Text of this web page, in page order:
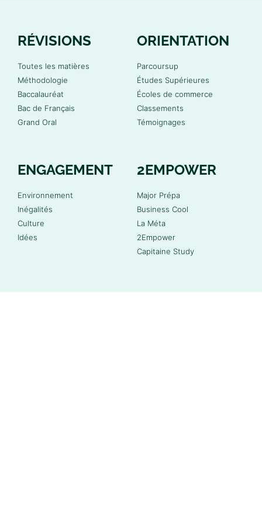
RÉVISIONS
Toutes les matières
Méthodologie
Baccalauréat
Bac de Français
Grand Oral
ORIENTATION
Parcoursup
Études Supérieures
Écoles de commerce
Classements
Témoignages
ENGAGEMENT
Environnement
Inégalités
Culture
Idées
2EMPOWER
Major Prépa
Business Cool
La Méta
2Empower
Capitaine Study